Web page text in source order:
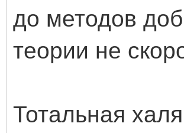
до методов
теории не
Тотальная